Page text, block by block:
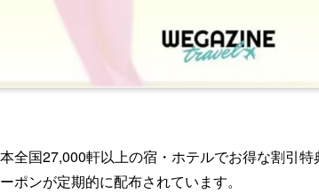
全国27,000軒以上の宿・ホテルでお得な割引特
ポンが定期的に配布されています。